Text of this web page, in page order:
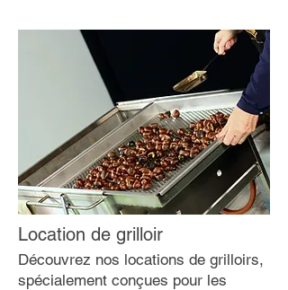
Location de grilloir
Découvrez nos locations de grilloirs,
spécialement conçues pour les